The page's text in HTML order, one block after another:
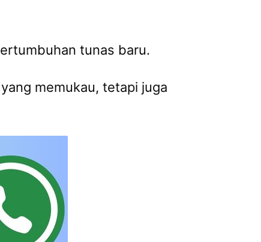
tunas baru.
memukau, tetapi juga